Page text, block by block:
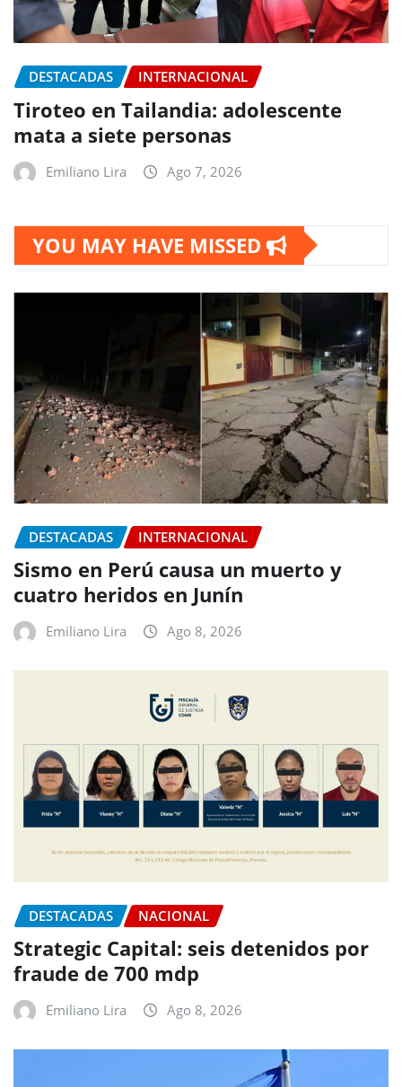
DESTACADAS INTERNACIONAL
Tiroteo en Tailandia: adolescente
mata a siete personas
Emiliano Lira Ago 7, 2026
YOU MAY HAVE MISSED
DESTACADAS INTERNACIONAL
Sismo en Perú causa un muerto y
cuatro heridos en Junín
Emiliano Lira Ago 8, 2026
DESTACADAS NACIONAL
Strategic Capital: seis detenidos por
fraude de 700 mdp
Emiliano Lira Ago 8, 2026